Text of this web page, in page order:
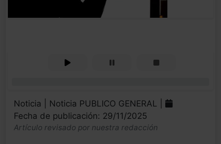
Noticia | Noticia PUBLICO GENERAL |
Fecha de publicación: 29/11/2025
Artículo revisado por nuestra redacción